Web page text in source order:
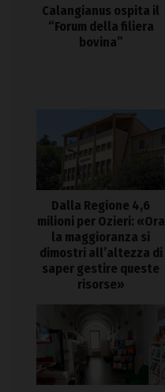
Calangianus ospita il
“Forum della filiera
bovina”
Dalla Regione 4,6
milioni per Ozieri: «Ora
la maggioranza si
dimostri all’altezza di
saper gestire queste
risorse»